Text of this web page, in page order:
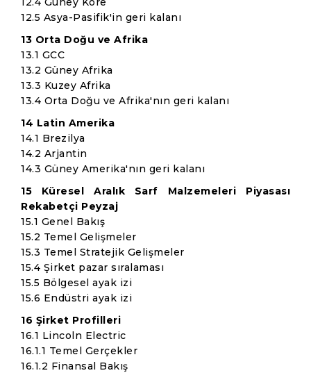
12.5 Asya-Pasifik'in geri kalanı
13 Orta Doğu ve Afrika
13.1 GCC
13.2 Güney Afrika
13.3 Kuzey Afrika
13.4 Orta Doğu ve Afrika'nın geri kalanı
14 Latin Amerika
14.1 Brezilya
14.2 Arjantin
14.3 Güney Amerika'nın geri kalanı
15 Küresel Aralık Sarf Malzemeleri Piyasası
Rekabetçi Peyzaj
15.1 Genel Bakış
15.2 Temel Gelişmeler
15.3 Temel Stratejik Gelişmeler
15.4 Şirket pazar sıralaması
15.5 Bölgesel ayak izi
15.6 Endüstri ayak izi
16 Şirket Profilleri
16.1 Lincoln Electric
16.1.1 Temel Gerçekler
16.1.2 Finansal Bakış